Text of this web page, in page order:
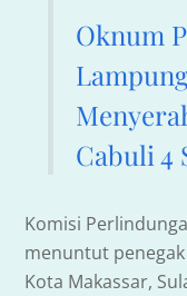
Oknum
Cabuli 4
Komisi
menuntut
Kota Makassar,